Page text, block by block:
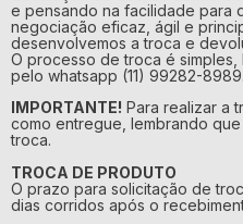
e pensando na facilidade para
negociação eficaz, ágil e
desenvolvemos a troca e
O processo de troca é simples,
pelo whatsapp (11) 99282-8989.
IMPORTANTE! Para realizar a
como entregue, lembrando
troca.
TROCA DE PRODUTO
O prazo para solicitação de
dias corridos após o